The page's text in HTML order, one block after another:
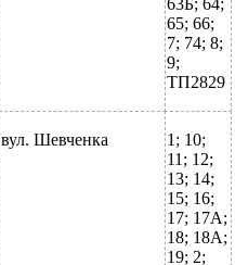
63Б; 64;
65; 66;
7; 74; 8;
9;
ТП2829
вул. Шевченка
1; 10;
11; 12;
13; 14;
15; 16;
17; 17А;
18; 18А;
19; 2;